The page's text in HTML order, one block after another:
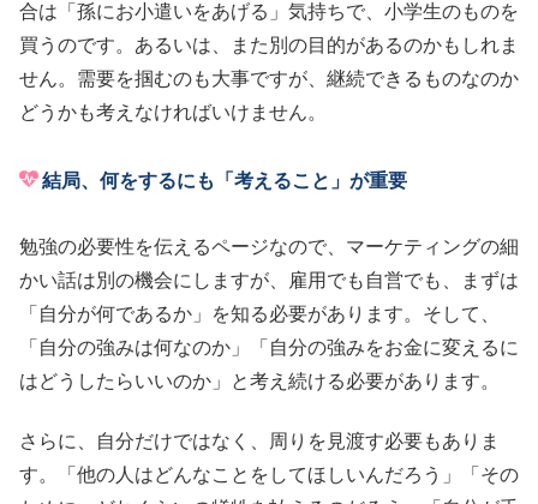
合は「孫にお小遣いをあげる」気持ちで、小学生のものを
買うのです。あるいは、また別の目的があるのかもしれま
せん。需要を掴むのも大事ですが、継続できるものなのか
どうかも考えなければいけません。
結局、何をするにも「考えること」が重要
勉強の必要性を伝えるページなので、マーケティングの細
かい話は別の機会にしますが、雇用でも自営でも、まずは
「自分が何であるか」を知る必要があります。そして、
「自分の強みは何なのか」「自分の強みをお金に変えるに
はどうしたらいいのか」と考え続ける必要があります。
さらに、自分だけではなく、周りを見渡す必要もありま
す。「他の人はどんなことをしてほしいんだろう」「その